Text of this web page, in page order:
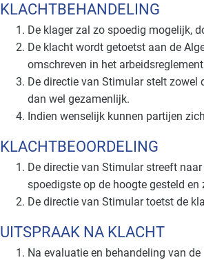
KLACHTBEHANDELING
De klager zal zo spoedig mogelijk,
De klacht wordt getoetst aan de
omschreven in het
De directie van Stimular stelt zowel
dan wel gezamenlijk.
Indien wenselijk kunnen partijen
KLACHTBEOORDELING
De directie van Stimular streeft
spoedigste op de hoogte gesteld
De directie van Stimular toetst de
UITSPRAAK NA KLACHT
Na evaluatie en behandeling van